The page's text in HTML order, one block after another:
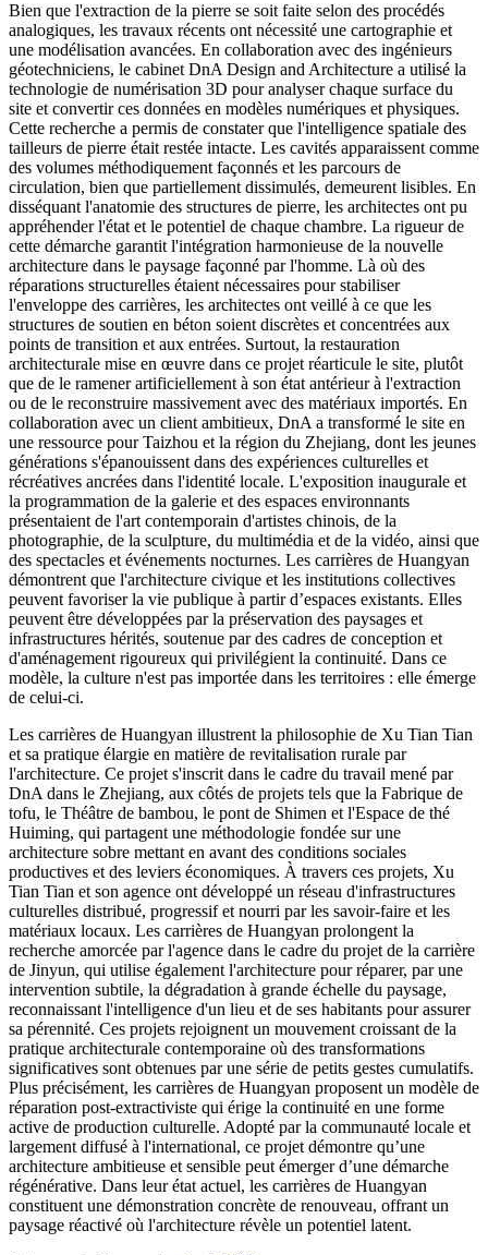
Bien que l'extraction de la pierre se soit faite selon des procédés
analogiques, les travaux récents ont nécessité une cartographie et
une modélisation avancées. En collaboration avec des ingénieurs
géotechniciens, le cabinet DnA Design and Architecture a utilisé la
technologie de numérisation 3D pour analyser chaque surface du
site et convertir ces données en modèles numériques et physiques.
Cette recherche a permis de constater que l'intelligence spatiale des
tailleurs de pierre était restée intacte. Les cavités apparaissent comme
des volumes méthodiquement façonnés et les parcours de
circulation, bien que partiellement dissimulés, demeurent lisibles. En
disséquant l'anatomie des structures de pierre, les architectes ont pu
appréhender l'état et le potentiel de chaque chambre. La rigueur de
cette démarche garantit l'intégration harmonieuse de la nouvelle
architecture dans le paysage façonné par l'homme. Là où des
réparations structurelles étaient nécessaires pour stabiliser
l'enveloppe des carrières, les architectes ont veillé à ce que les
structures de soutien en béton soient discrètes et concentrées aux
points de transition et aux entrées. Surtout, la restauration
architecturale mise en œuvre dans ce projet réarticule le site, plutôt
que de le ramener artificiellement à son état antérieur à l'extraction
ou de le reconstruire massivement avec des matériaux importés. En
collaboration avec un client ambitieux, DnA a transformé le site en
une ressource pour Taizhou et la région du Zhejiang, dont les jeunes
générations s'épanouissent dans des expériences culturelles et
récréatives ancrées dans l'identité locale. L'exposition inaugurale et
la programmation de la galerie et des espaces environnants
présentaient de l'art contemporain d'artistes chinois, de la
photographie, de la sculpture, du multimédia et de la vidéo, ainsi que
des spectacles et événements nocturnes. Les carrières de Huangyan
démontrent que l'architecture civique et les institutions collectives
peuvent favoriser la vie publique à partir d’espaces existants. Elles
peuvent être développées par la préservation des paysages et
infrastructures hérités, soutenue par des cadres de conception et
d'aménagement rigoureux qui privilégient la continuité. Dans ce
modèle, la culture n'est pas importée dans les territoires : elle émerge
de celui-ci.
Les carrières de Huangyan illustrent la philosophie de Xu Tian Tian
et sa pratique élargie en matière de revitalisation rurale par
l'architecture. Ce projet s'inscrit dans le cadre du travail mené par
DnA dans le Zhejiang, aux côtés de projets tels que la Fabrique de
tofu, le Théâtre de bambou, le pont de Shimen et l'Espace de thé
Huiming, qui partagent une méthodologie fondée sur une
architecture sobre mettant en avant des conditions sociales
productives et des leviers économiques. À travers ces projets, Xu
Tian Tian et son agence ont développé un réseau d'infrastructures
culturelles distribué, progressif et nourri par les savoir-faire et les
matériaux locaux. Les carrières de Huangyan prolongent la
recherche amorcée par l'agence dans le cadre du projet de la carrière
de Jinyun, qui utilise également l'architecture pour réparer, par une
intervention subtile, la dégradation à grande échelle du paysage,
reconnaissant l'intelligence d'un lieu et de ses habitants pour assurer
sa pérennité. Ces projets rejoignent un mouvement croissant de la
pratique architecturale contemporaine où des transformations
significatives sont obtenues par une série de petits gestes cumulatifs.
Plus précisément, les carrières de Huangyan proposent un modèle de
réparation post-extractiviste qui érige la continuité en une forme
active de production culturelle. Adopté par la communauté locale et
largement diffusé à l'international, ce projet démontre qu’une
architecture ambitieuse et sensible peut émerger d’une démarche
régénérative. Dans leur état actuel, les carrières de Huangyan
constituent une démonstration concrète de renouveau, offrant un
paysage réactivé où l'architecture révèle un potentiel latent.